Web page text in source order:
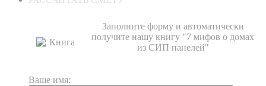
Заполните форму и автоматически
получите нашу книгу "7 мифов о домах
из СИП панелей"
Ваше имя: